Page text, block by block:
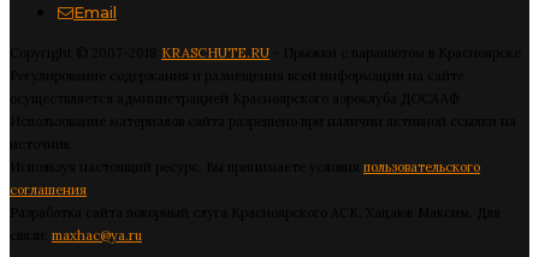
Email
KRASCHUTE.RU
пользовательского
соглашения
maxhac@ya.ru